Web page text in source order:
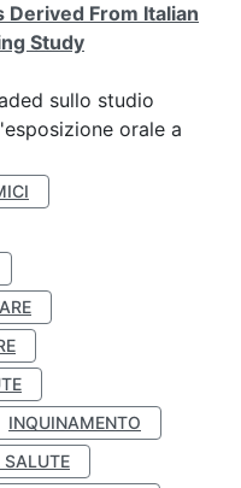
Derived From Italian
Study
sullo studio
orale a
INQUINAMENTO
SALUTE